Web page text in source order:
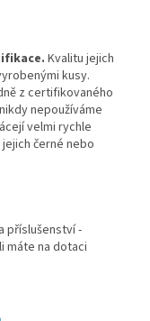
Kvalitu jejich
kusy.
z certifikovaného
nepoužíváme
velmi rychle
černé nebo
příslušenství -
máte na dotaci